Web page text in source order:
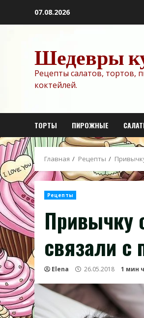
07.08.2026
Шедевры
Рецепты салатов, тортов,
коктейлей.
ТОРТЫ ПИРОЖНЫЕ
Главная Рецепты
Рецепты
Привычку
связали с
Elena 26.05.2018 1 мин